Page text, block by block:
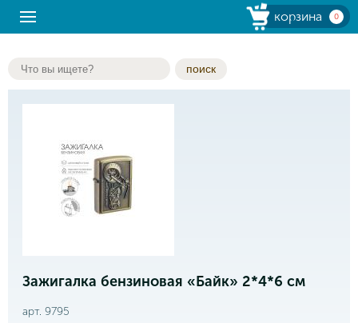
корзина 0
поиск
Зажигалка бензиновая «Байк» 2*4*6 см
арт. 9795